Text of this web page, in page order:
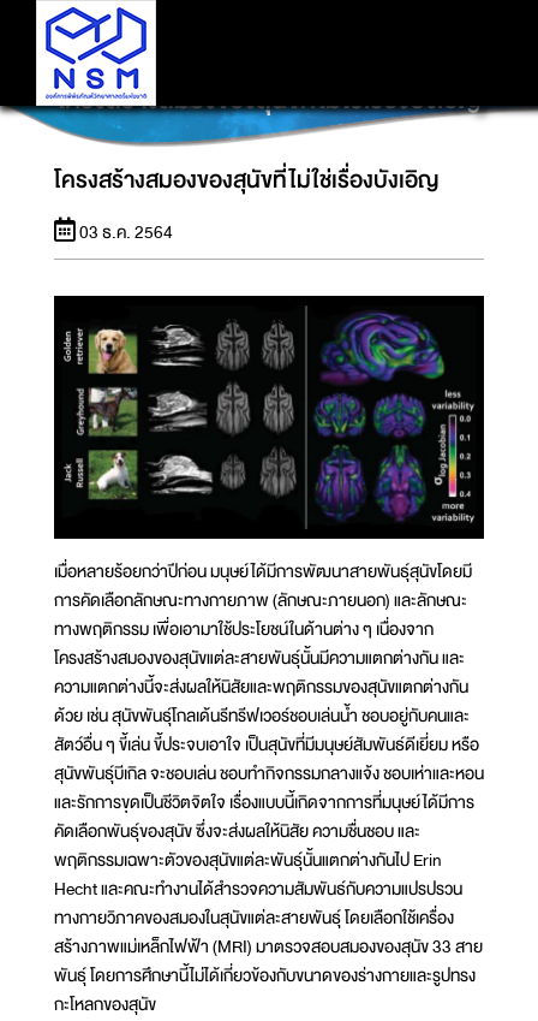
โครงสร้างสมองของสุนัขที่ไม่ใช่เรื่องบังเอิญ
โครงสร้างสมองของสุนัขที่ไม่ใช่เรื่องบังเอิญ
03 ธ.ค. 2564
เมื่อหลายร้อยกว่าปีก่อน มนุษย์ได้มีการพัฒนาสายพันธุ์สุนัขโดยมี
การคัดเลือกลักษณะทางกายภาพ (ลักษณะภายนอก) และลักษณะ
ทางพฤติกรรม เพื่อเอามาใช้ประโยชน์ในด้านต่าง ๆ เนื่องจาก
โครงสร้างสมองของสุนัขแต่ละสายพันธุ์นั้นมีความแตกต่างกัน และ
ความแตกต่างนี้จะส่งผลให้นิสัยและพฤติกรรมของสุนัขแตกต่างกัน
ด้วย เช่น สุนัขพันธุ์โกลเด้นรีทรีฟเวอร์ชอบเล่นน้ำ ชอบอยู่กับคนและ
สัตว์อื่น ๆ ขี้เล่น ขี้ประจบเอาใจ เป็นสุนัขที่มีมนุษย์สัมพันธ์ดีเยี่ยม หรือ
สุนัขพันธุ์บีเกิล จะชอบเล่น ชอบทำกิจกรรมกลางแจ้ง ชอบเห่าและหอน
และรักการขุดเป็นชีวิตจิตใจ เรื่องแบบนี้เกิดจากการที่มนุษย์ได้มีการ
คัดเลือกพันธุ์ของสุนัข ซึ่งจะส่งผลให้นิสัย ความชื่นชอบ และ
พฤติกรรมเฉพาะตัวของสุนัขแต่ละพันธุ์นั้นแตกต่างกันไป Erin
Hecht และคณะทำงานได้สำรวจความสัมพันธ์กับความแปรปรวน
ทางกายวิภาคของสมองในสุนัขแต่ละสายพันธุ์ โดยเลือกใช้เครื่อง
สร้างภาพแม่เหล็กไฟฟ้า (MRI) มาตรวจสอบสมองของสุนัข 33 สาย
พันธุ์ โดยการศึกษานี้ไม่ได้เกี่ยวข้องกับขนาดของร่างกายและรูปทรง
กะโหลกของสุนัข